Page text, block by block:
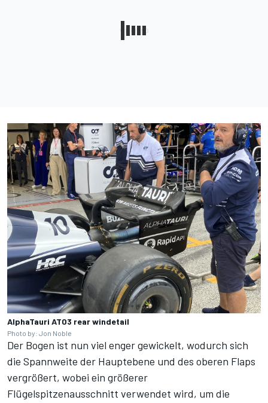
AlphaTauri AT03 rear windetail
Photo by: Jon Noble
Der Bogen ist nun viel enger gewickelt, wodurch sich
die Spannweite der Hauptebene und des oberen Flaps
vergrößert, wobei ein größerer
Flügelspitzenausschnitt verwendet wird, um die